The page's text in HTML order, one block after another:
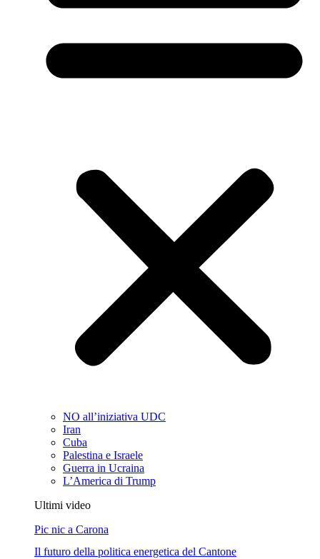
NO all’iniziativa UDC
Iran
Cuba
Palestina e Israele
Guerra in Ucraina
L’America di Trump
Ultimi video
Pic nic a Carona
Il futuro della politica energetica del Cantone